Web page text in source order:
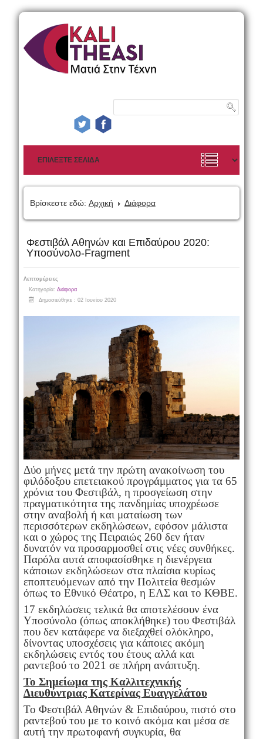
Βρίσκεστε εδώ: Αρχική Διάφορα
Φεστιβάλ Αθηνών και Επιδαύρου 2020:
Υποσύνολο-Fragment
Λεπτομέρειες
Κατηγορία: Διάφορα
Δημοσιεύθηκε : 02 Ιουνίου 2020
Δύο μήνες μετά την πρώτη ανακοίνωση του
φιλόδοξου επετειακού προγράμματος για τα 65
χρόνια του Φεστιβάλ, η προσγείωση στην
πραγματικότητα της πανδημίας υποχρέωσε
στην αναβολή ή και ματαίωση των
περισσότερων εκδηλώσεων, εφόσον μάλιστα
και ο χώρος της Πειραιώς 260 δεν ήταν
δυνατόν να προσαρμοσθεί στις νέες συνθήκες.
Παρόλα αυτά αποφασίσθηκε η διενέργεια
κάποιων εκδηλώσεων στα πλαίσια κυρίως
εποπτευόμενων από την Πολιτεία θεσμών
όπως το Εθνικό Θέατρο, η ΕΛΣ και το ΚΘΒΕ.
17 εκδηλώσεις τελικά θα αποτελέσουν ένα
Υποσύνολο (όπως αποκλήθηκε) του Φεστιβάλ
που δεν κατάφερε να διεξαχθεί ολόκληρο,
δίνοντας υποσχέσεις για κάποιες ακόμη
εκδηλώσεις εντός του έτους αλλά και
ραντεβού το 2021 σε πλήρη ανάπτυξη.
Το Σημείωμα της Καλλιτεχνικής
Διευθύντριας Κατερίνας Ευαγγελάτου
Το Φεστιβάλ Αθηνών & Επιδαύρου, πιστό στο
ραντεβού του με το κοινό ακόμα και μέσα σε
αυτή την πρωτοφανή συγκυρία, θα